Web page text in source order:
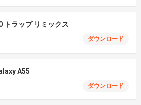
トラップ リミックス
ダウンロード
A55
ダウンロード